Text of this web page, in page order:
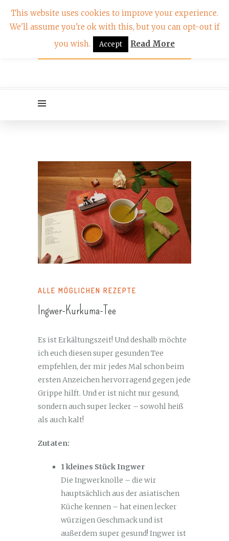
ALLE MÖGLICHEN REZEPTE
Ingwer-Kurkuma-Tee
Es ist Erkältungszeit! Und deshalb möchte
ich euch diesen super gesunden Tee
empfehlen, der mir jedes Mal schon beim
ersten Anzeichen hervorragend gegen jede
Grippe hilft. Und er ist nicht nur gesund,
sondern auch super lecker – sowohl heiß
als auch kalt!
Zutaten:
1 kleines Stück Ingwer
Die Ingwerknolle – die wir
hauptsächlich aus der asiatischen
Küche kennen – hat einen lecker
würzigen Geschmack und ist
außerdem super gesund! Ingwer ist
This website uses cookies to improve your experience.
We'll assume you're ok with this, but you can opt-out if
you wish.
Accept Read More